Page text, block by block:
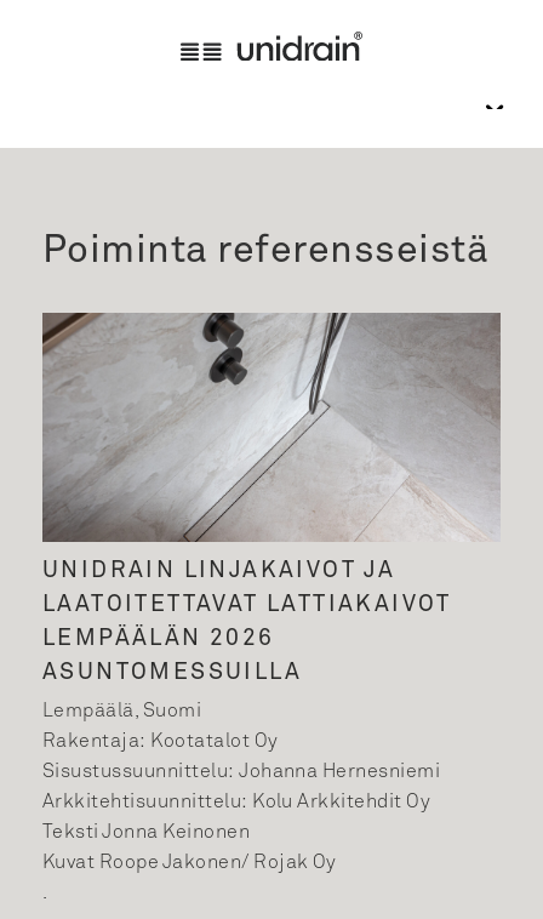
Poiminta referensseistä
UNIDRAIN LINJAKAIVOT JA
LAATOITETTAVAT LATTIAKAIVOT
LEMPÄÄLÄN 2026
ASUNTOMESSUILLA
Lempäälä, Suomi
Rakentaja: Kootatalot Oy
Sisustussuunnittelu: Johanna Hernesniemi
Arkkitehtisuunnittelu: Kolu Arkkitehdit Oy
Teksti Jonna Keinonen
Kuvat Roope Jakonen/ Rojak Oy